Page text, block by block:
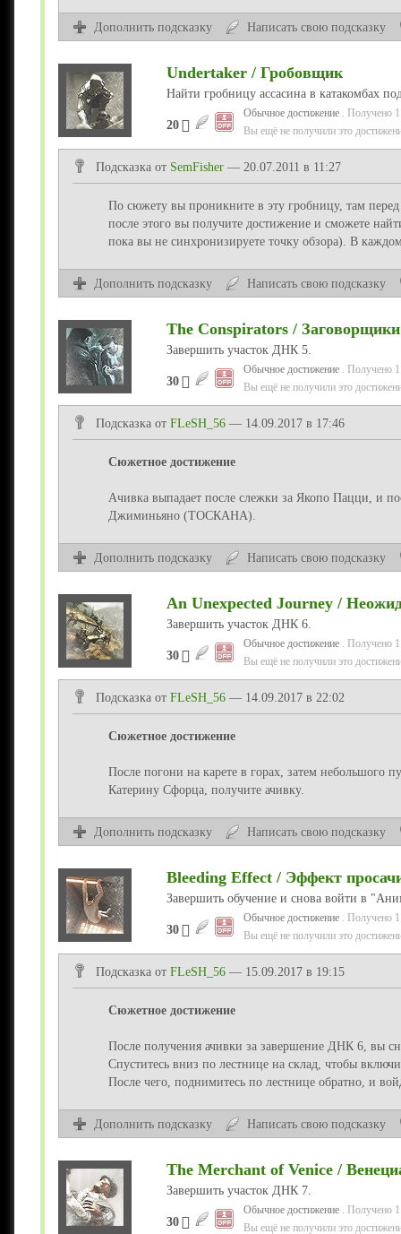
Дополнить подсказку Написать свою подсказку
Undertaker / Гробовщик
Найти гробницу ассасина в катакомбах
20
Обычное достижение . Получено
Вы ещё не получили это
Подсказка от SemFisher — 20.07.2011 в 11:27
По сюжету вы проникните в эту гробницу, там
после этого вы получите достижение и сможете
пока вы не синхронизируете точку обзора). В
Дополнить подсказку Написать свою подсказку
The Conspirators / Заговорщики
Завершить участок ДНК 5.
30
Обычное достижение . Получено
Вы ещё не получили это
Подсказка от FLeSH_56 — 14.09.2017 в 17:46
Сюжетное достижение
Ачивка выпадает после слежки за Якопо Пацци, и
Джиминьяно (ТОСКАНА).
Дополнить подсказку Написать свою подсказку
An Unexpected Journey /
Завершить участок ДНК 6.
30
Обычное достижение . Получено
Вы ещё не получили это
Подсказка от FLeSH_56 — 14.09.2017 в 22:02
Сюжетное достижение
После погони на карете в горах, затем небольшого
Катерину Сфорца, получите ачивку.
Дополнить подсказку Написать свою подсказку
Bleeding Effect / Эффект
Завершить обучение и снова войти в
30
Обычное достижение . Получено
Вы ещё не получили это
Подсказка от FLeSH_56 — 15.09.2017 в 19:15
Сюжетное достижение
После получения ачивки за завершение ДНК 6, вы
Спуститесь вниз по лестнице на склад, чтобы
После чего, поднимитесь по лестнице обратно, и
Дополнить подсказку Написать свою подсказку
The Merchant of Venice /
Завершить участок ДНК 7.
30
Обычное достижение . Получено
Вы ещё не получили это